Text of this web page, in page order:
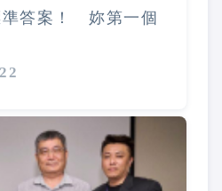
準答案！ 妳第一個